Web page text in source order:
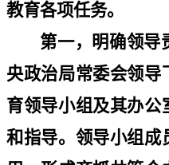
教育各项任务。
第一，明确领导
央政治局常委会领导
育领导小组及其办公
和指导。领导小组成